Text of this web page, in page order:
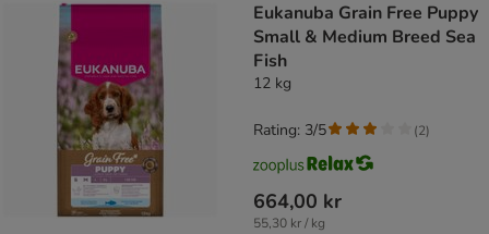
Eukanuba Grain Free Puppy
Small & Medium Breed Sea
Fish
12 kg
664,00 kr
55,30 kr / kg
Rating: 3/5 (2)